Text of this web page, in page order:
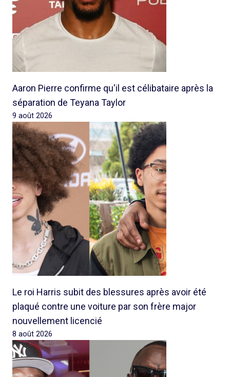
Aaron Pierre confirme qu'il est célibataire après la
séparation de Teyana Taylor
9 août 2026
Le roi Harris subit des blessures après avoir été
plaqué contre une voiture par son frère major
nouvellement licencié
8 août 2026